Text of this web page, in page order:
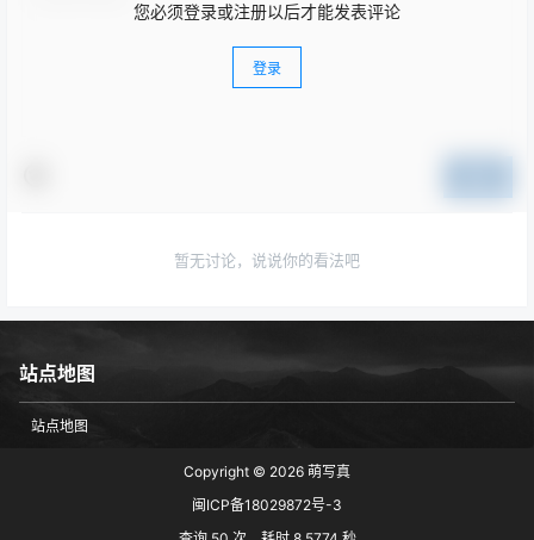
您必须登录或注册以后才能发表评论
登录
暂无讨论，说说你的看法吧
站点地图
站点地图
Copyright © 2026 萌写真
闽ICP备18029872号-3